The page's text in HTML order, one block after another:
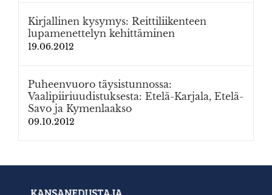
Kirjallinen kysymys: Reittiliikenteen
lupamenettelyn kehittäminen
19.06.2012
Puheenvuoro täysistunnossa:
Vaalipiiriuudistuksesta: Etelä-Karjala, Etelä-
Savo ja Kymenlaakso
09.10.2012